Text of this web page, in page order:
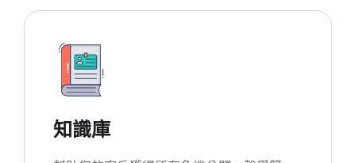
知識庫